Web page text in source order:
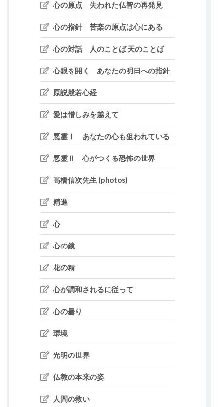
心の原点 失われた仏智の再発見
心の指針 苦楽の原点は心にある
心の対話 人のことば 天のことば
心眼を開く あなたの明日への指針
原説般若心経
愛は憎しみを越えて
悪霊Ⅰ あなたの心も狙われている
悪霊Ⅱ 心がつくる恐怖の世界
高橋信次先生 (photos)
精進
心
心の鏡
花の精
心が調和されるに従って
心の曇り
環境
光明の世界
仏教の本来の姿
人間の救い